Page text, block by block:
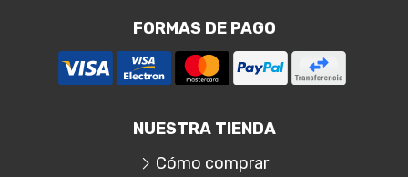
FORMAS DE PAGO
NUESTRA TIENDA
Cómo comprar